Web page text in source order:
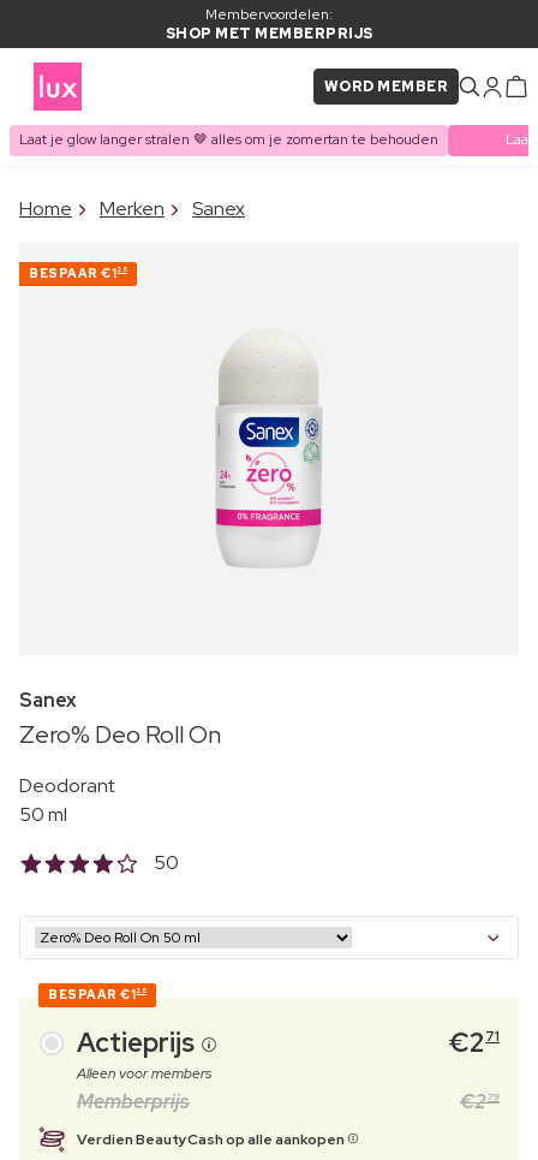
Membervoordelen:
SHOP MET MEMBERPRIJS
WORD MEMBER
Laat je glow langer stralen 🤎 alles om je zomertan te behouden
ITEM TOEGEVOEGD AAN
Home Merken Sanex
BESPAAR €128
Sanex
Zero% Deo Roll On
Deodorant
50 ml
50
BESPAAR €128
Actieprijs €2 71
Alleen voor members
Memberprijs €2 79
Verdien BeautyCash op alle aankopen